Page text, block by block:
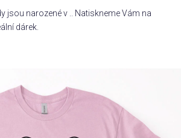
jsou narozené v .. Natiskneme Vám na
dárek.